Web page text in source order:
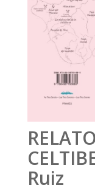
Ruiz